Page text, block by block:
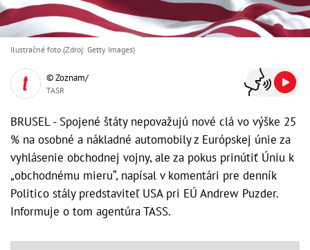
Ilustračné foto (Zdroj: Getty Images)
© Zoznam/
TASR
BRUSEL - Spojené štáty nepovažujú nové clá vo výške 25
% na osobné a nákladné automobily z Európskej únie za
vyhlásenie obchodnej vojny, ale za pokus prinútiť Úniu k
„obchodnému mieru“, napísal v komentári pre denník
Politico stály predstaviteľ USA pri EÚ Andrew Puzder.
Informuje o tom agentúra TASS.